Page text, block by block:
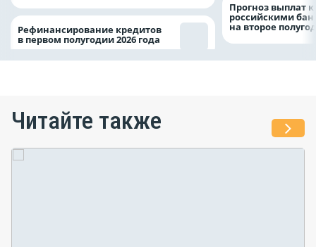
Рефинансирование кредитов
в первом полугодии 2026 года
Прогноз выплат
российскими
на второе
Читайте также